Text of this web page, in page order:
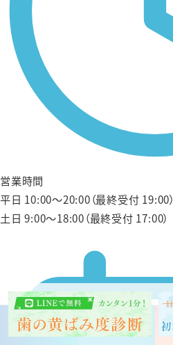
クリスタル会員 お問い合わせ
営業時間
平日 10:00〜20:00（最終受付 19:00）
土日 9:00〜18:00（最終受付 17:00）